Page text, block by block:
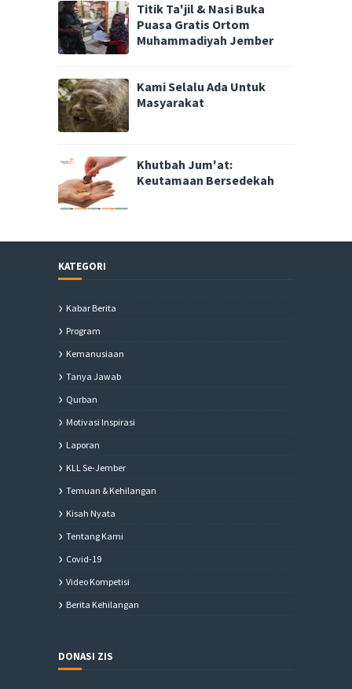
Titik Ta'jil & Nasi Buka
Puasa Gratis Ortom
Muhammadiyah Jember
Kami Selalu Ada Untuk
Masyarakat
Khutbah Jum'at:
Keutamaan Bersedekah
KATEGORI
Kabar Berita
Program
Kemanusiaan
Tanya Jawab
Qurban
Motivasi Inspirasi
Laporan
KLL Se-Jember
Temuan & Kehilangan
Kisah Nyata
Tentang Kami
Covid-19
Video Kompetisi
Berita Kehilangan
DONASI ZIS